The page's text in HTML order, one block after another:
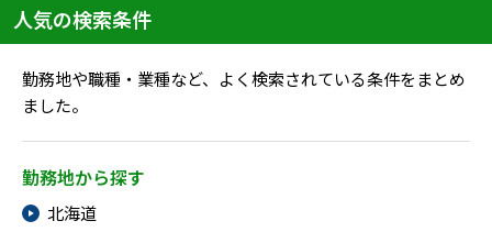
人気の検索条件
勤務地や職種・業種など、よく検索されている条件をまとめ
ました。
勤務地から探す
北海道